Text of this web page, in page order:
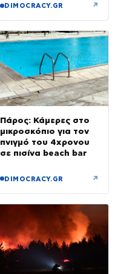
DIMOCRACY.GR ↗
Πάρος: Κάμερες στο
μικροσκόπιο για τον
πνιγμό του 4χρονου
σε πισίνα beach bar
DIMOCRACY.GR ↗